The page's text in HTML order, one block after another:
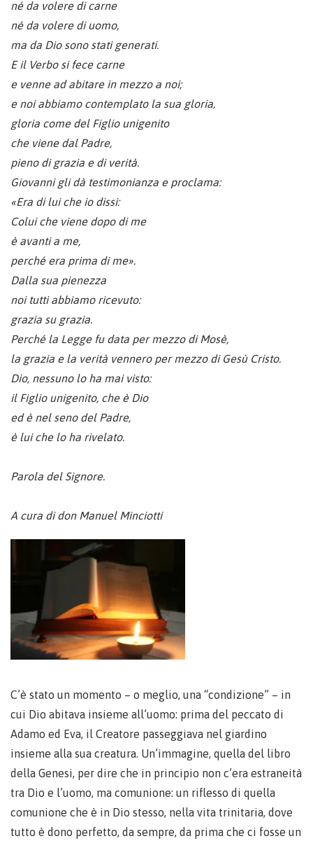
né da volere di carne
né da volere di uomo,
ma da Dio sono stati generati.
E il Verbo si fece carne
e venne ad abitare in mezzo a noi;
e noi abbiamo contemplato la sua gloria,
gloria come del Figlio unigenito
che viene dal Padre,
pieno di grazia e di verità.
Giovanni gli dà testimonianza e proclama:
«Era di lui che io dissi:
Colui che viene dopo di me
è avanti a me,
perché era prima di me».
Dalla sua pienezza
noi tutti abbiamo ricevuto:
grazia su grazia.
Perché la Legge fu data per mezzo di Mosè,
la grazia e la verità vennero per mezzo di Gesù Cristo.
Dio, nessuno lo ha mai visto:
il Figlio unigenito, che è Dio
ed è nel seno del Padre,
è lui che lo ha rivelato.
Parola del Signore.
A cura di don Manuel Minciotti
C’è stato un momento – o meglio, una “condizione” – in
cui Dio abitava insieme all’uomo: prima del peccato di
Adamo ed Eva, il Creatore passeggiava nel giardino
insieme alla sua creatura. Un’immagine, quella del libro
della Genesi, per dire che in principio non c’era estraneità
tra Dio e l’uomo, ma comunione: un riflesso di quella
comunione che è in Dio stesso, nella vita trinitaria, dove
tutto è dono perfetto, da sempre, da prima che ci fosse un